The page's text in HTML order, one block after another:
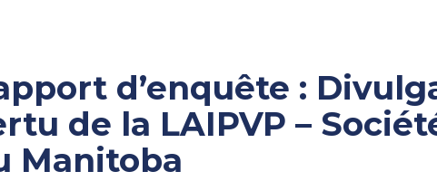
d’enquête :
de la LAIPVP –
Manitoba